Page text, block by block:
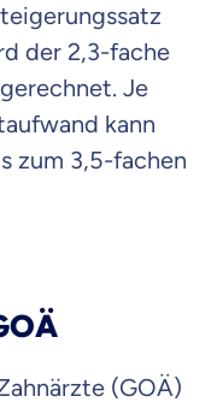
der 2,3-fache
Je
kann
zum 3,5-fachen
(GOÄ)